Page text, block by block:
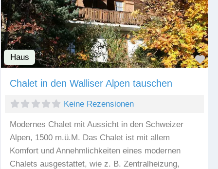
Haus
Chalet in den Walliser Alpen tauschen
Keine Rezensionen
Modernes Chalet mit Aussicht in den Schweizer
Alpen, 1500 m.ü.M. Das Chalet ist mit allem
Komfort und Annehmlichkeiten eines modernen
Chalets ausgestattet, wie z. B. Zentralheizung,